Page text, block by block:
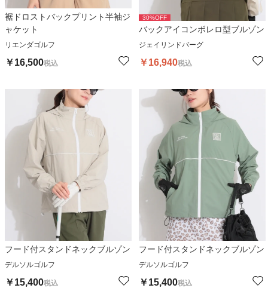
裾ドロストバックプリント半袖ジ
ャケット
リエンダゴルフ
￥16,500税込
30%OFF
バックアイコンボレロ型ブルゾン
ジェイリンドバーグ
￥16,940税込
フード付スタンドネックブルゾン
デルソルゴルフ
￥15,400税込
フード付スタンドネックブルゾン
デルソルゴルフ
￥15,400税込